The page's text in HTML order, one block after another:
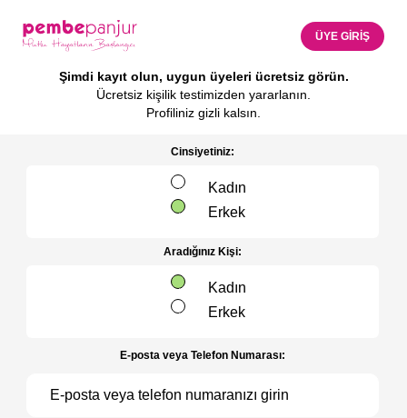
ÜYE GİRİŞ
Şimdi kayıt olun, uygun üyeleri ücretsiz görün.
Ücretsiz kişilik testimizden yararlanın.
Profiliniz gizli kalsın.
Cinsiyetiniz:
Kadın
Erkek
Aradığınız Kişi:
Kadın
Erkek
E-posta veya Telefon Numarası: